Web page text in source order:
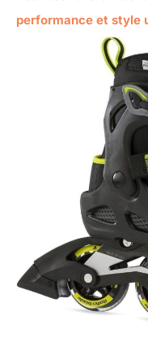
performance et style